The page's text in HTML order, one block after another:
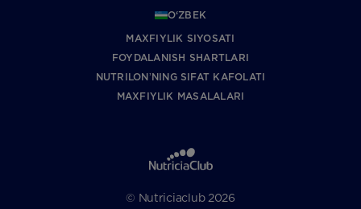
O‘ZBEK
MAXFIYLIK SIYOSATI
FOYDALANISH SHARTLARI
NUTRILONʼNING SIFAT KAFOLATI
MAXFIYLIK MASALALARI
© Nutriciaclub 2026